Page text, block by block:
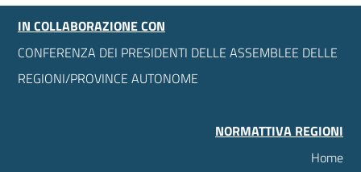
IN COLLABORAZIONE CON
CONFERENZA DEI PRESIDENTI DELLE ASSEMBLEE DELLE
REGIONI/PROVINCE AUTONOME
NORMATTIVA REGIONI
Home